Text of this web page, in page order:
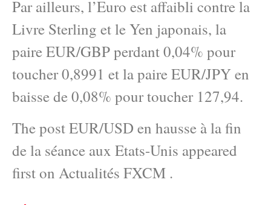
Par ailleurs, l’Euro est affaibli contre la
Livre Sterling et le Yen japonais, la
paire EUR/GBP perdant 0,04% pour
toucher 0,8991 et la paire EUR/JPY en
baisse de 0,08% pour toucher 127,94.
The post EUR/USD en hausse à la fin
de la séance aux Etats-Unis appeared
first on Actualités FXCM .